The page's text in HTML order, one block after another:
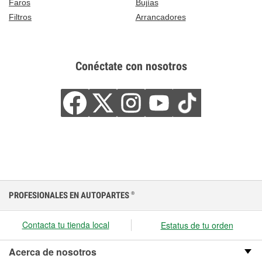
Faros
Bujías
Filtros
Arrancadores
Conéctate con nosotros
PROFESIONALES EN AUTOPARTES ®
Contacta tu tienda local Estatus de tu orden
Acerca de nosotros